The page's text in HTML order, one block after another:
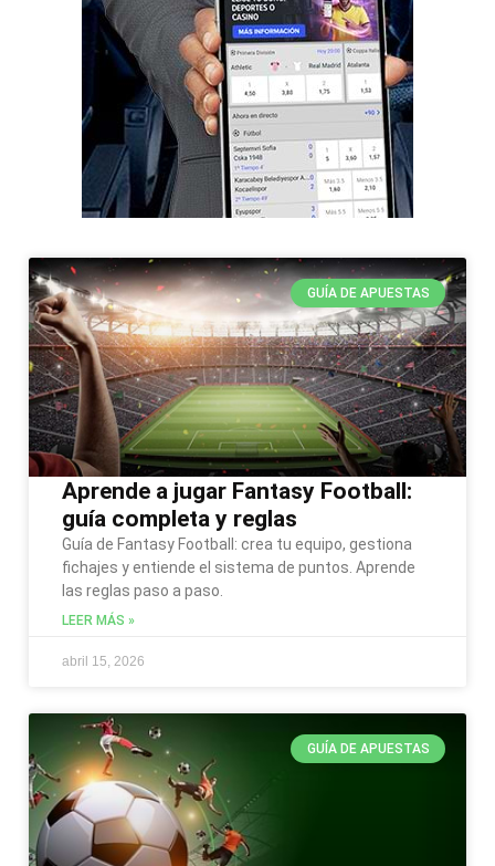
GUÍA DE APUESTAS
Aprende a jugar Fantasy Football:
guía completa y reglas
Guía de Fantasy Football: crea tu equipo, gestiona
fichajes y entiende el sistema de puntos. Aprende
las reglas paso a paso.
LEER MÁS »
abril 15, 2026
GUÍA DE APUESTAS